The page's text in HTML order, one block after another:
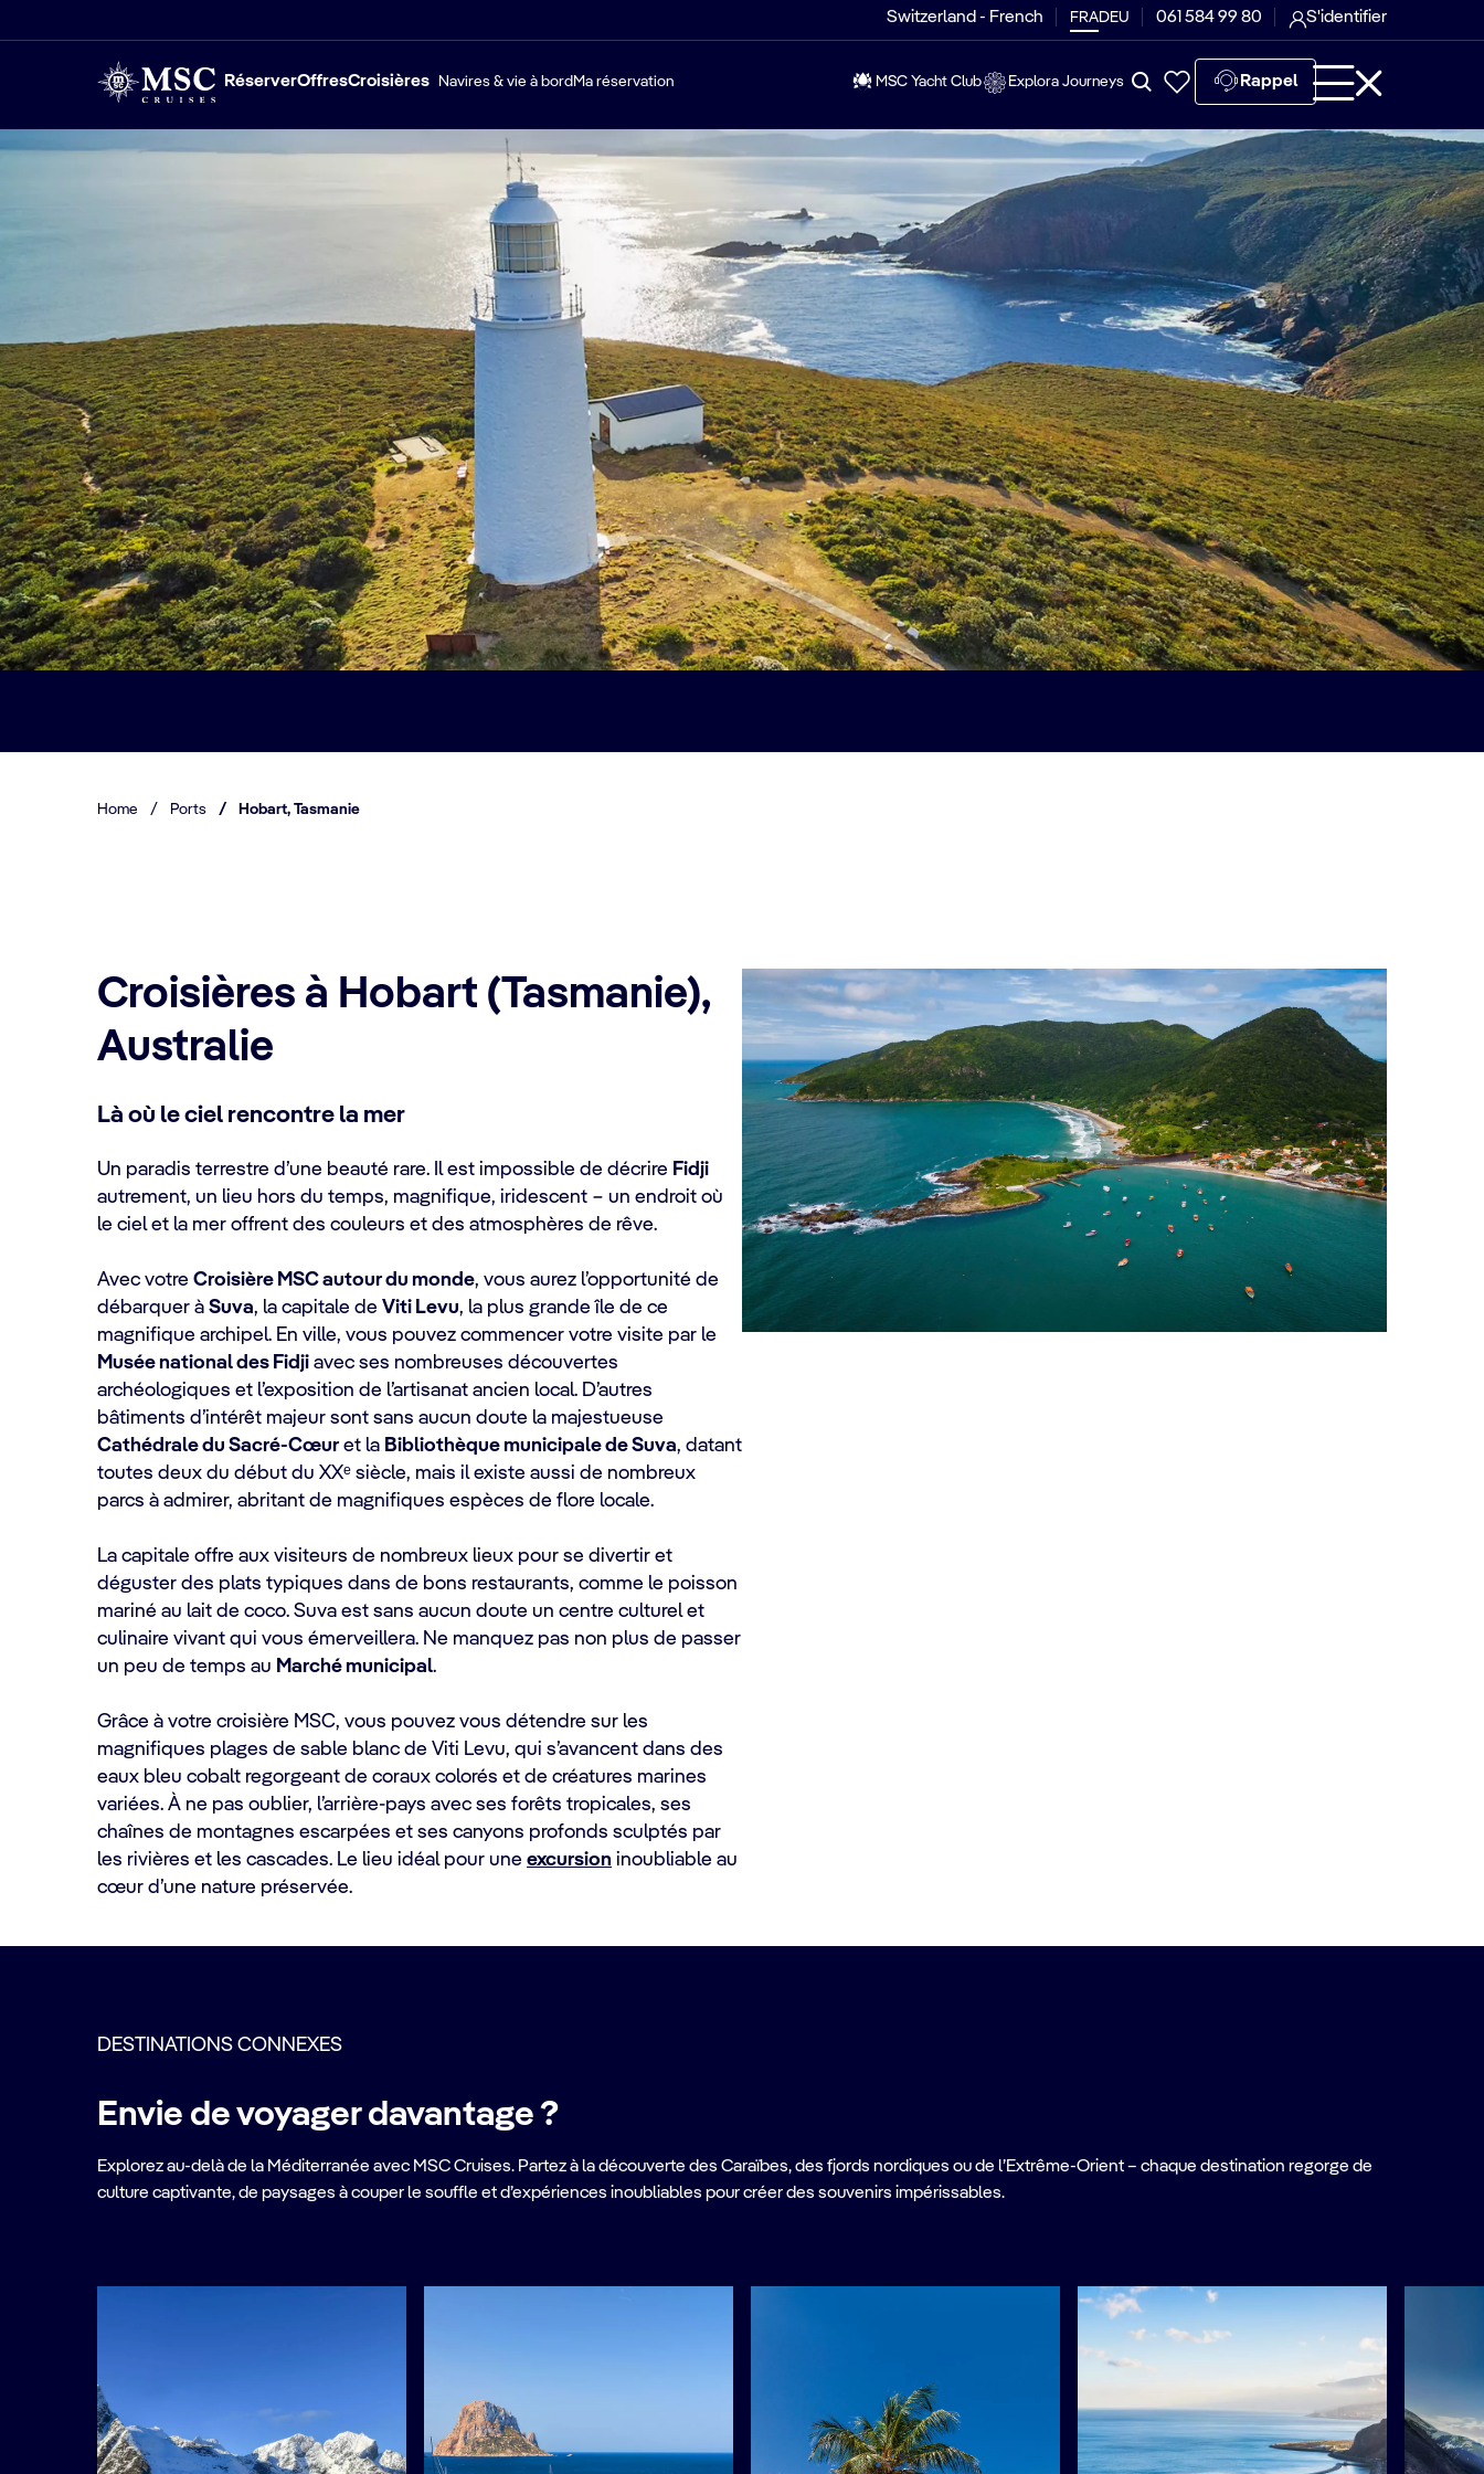
Switzerland - French FRADEU 061 584 99 80 S'identifier
RéserverOffresCroisières Navires & vie à bord Ma réservation MSC Yacht Club Explora Journeys Rappel
Home / Ports / Hobart, Tasmanie
Croisières à Hobart (Tasmanie),
Australie
Là où le ciel rencontre la mer
Un paradis terrestre d’une beauté rare. Il est impossible de décrire Fidji
autrement, un lieu hors du temps, magnifique, iridescent ‒ un endroit où
le ciel et la mer offrent des couleurs et des atmosphères de rêve.
Avec votre Croisière MSC autour du monde, vous aurez l’opportunité de
débarquer à Suva, la capitale de Viti Levu, la plus grande île de ce
magnifique archipel. En ville, vous pouvez commencer votre visite par le
Musée national des Fidji avec ses nombreuses découvertes
archéologiques et l’exposition de l’artisanat ancien local. D’autres
bâtiments d’intérêt majeur sont sans aucun doute la majestueuse
Cathédrale du Sacré-Cœur et la Bibliothèque municipale de Suva, datant
toutes deux du début du XXᵉ siècle, mais il existe aussi de nombreux
parcs à admirer, abritant de magnifiques espèces de flore locale.
La capitale offre aux visiteurs de nombreux lieux pour se divertir et
déguster des plats typiques dans de bons restaurants, comme le poisson
mariné au lait de coco. Suva est sans aucun doute un centre culturel et
culinaire vivant qui vous émerveillera. Ne manquez pas non plus de passer
un peu de temps au Marché municipal.
Grâce à votre croisière MSC, vous pouvez vous détendre sur les
magnifiques plages de sable blanc de Viti Levu, qui s’avancent dans des
eaux bleu cobalt regorgeant de coraux colorés et de créatures marines
variées. À ne pas oublier, l’arrière-pays avec ses forêts tropicales, ses
chaînes de montagnes escarpées et ses canyons profonds sculptés par
les rivières et les cascades. Le lieu idéal pour une excursion inoubliable au
cœur d’une nature préservée.
DESTINATIONS CONNEXES
Envie de voyager davantage ?
Explorez au-delà de la Méditerranée avec MSC Cruises. Partez à la découverte des Caraïbes, des fjords nordiques ou de l’Extrême-Orient – chaque destination regorge de
culture captivante, de paysages à couper le souffle et d’expériences inoubliables pour créer des souvenirs impérissables.